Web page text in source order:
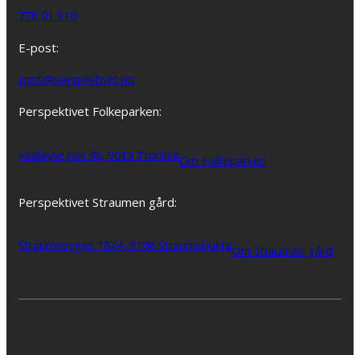
776 01 910
E-post:
post@perspektivet.no
Perspektivet Folkeparken:
Kvaløyvegen 38, 9013 TromsøOm Folkeparken
Perspektivet Straumen gård:
Straumsvegen 1874, 9106 StraumsbuktaOm Straumen gård